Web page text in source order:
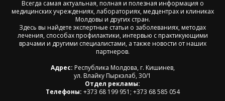
Всегда самая актуальная, полная и полезная информация о
медицинских учреждениях, лабораториях, медцентрах и клиниках
Молдовы и других стран.
Здесь вы найдете экспертные статьи о заболеваниях, методах
лечения, способах профилактики, интервью с практикующими
врачами и другими специалистами, а также новости от наших
партнеров.
Адрес: Республика Молдова, г. Кишинев,
ул. Влайку Пыркэлаб, 30/1
Отдел рекламы:
Телефоны: +373 68 199 951; +373 68 585 054